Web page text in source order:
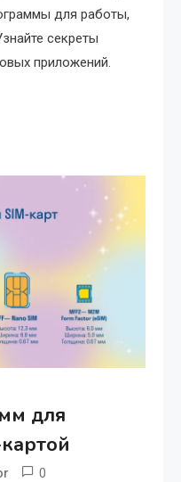
для работы,
секреты
приложений.
для
0